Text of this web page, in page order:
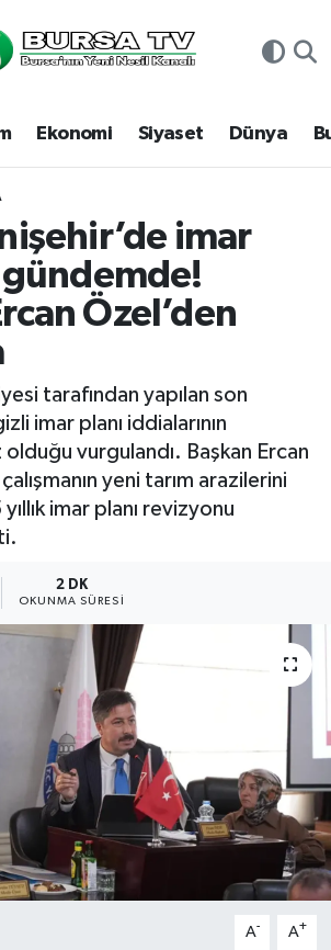
Ekonomi Siyaset Dünya
imar
gündemde!
Özel’den
tarafından yapılan son
imar planı iddialarının
olduğu vurgulandı. Başkan Ercan
yeni tarım arazilerini
imar planı revizyonu
2 DK
OKUNMA SÜRESI
A- A+
Durumu ve Fikstür